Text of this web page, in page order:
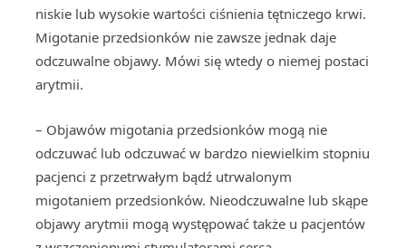
niskie lub wysokie wartości ciśnienia tętniczego krwi.
Migotanie przedsionków nie zawsze jednak daje
odczuwalne objawy. Mówi się wtedy o niemej postaci
arytmii.
– Objawów migotania przedsionków mogą nie
odczuwać lub odczuwać w bardzo niewielkim stopniu
pacjenci z przetrwałym bądź utrwalonym
migotaniem przedsionków. Nieodczuwalne lub skąpe
objawy arytmii mogą występować także u pacjentów